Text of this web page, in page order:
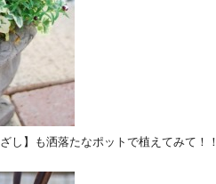
し】も洒落たなポットで植えてみて！！